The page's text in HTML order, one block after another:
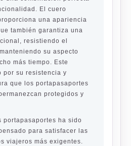
El cuero
una apariencia
también garantiza una
resistiendo el
su aspecto
más tiempo. Este
por su resistencia y
que los portapasaportes
protegidos y
portapasaportes ha sido
para satisfacer las
viajeros más exigentes.